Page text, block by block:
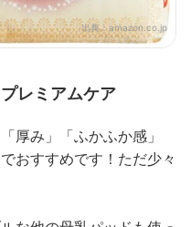
出典：amazon.co.jp
レミアムケア
厚み」「ふかふか感」
おすすめです！ただ少々